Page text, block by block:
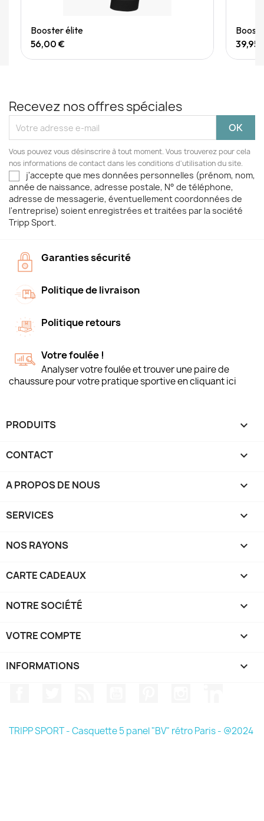
Booster élite
56,00 €
39,95
Recevez nos offres spéciales
Vous pouvez vous désinscrire à tout moment. Vous trouverez pour cela
nos informations de contact dans les conditions d'utilisation du site.
j'accepte que mes données personnelles (prénom, nom,
année de naissance, adresse postale, N° de téléphone,
adresse de messagerie, éventuellement coordonnées de
l'entreprise) soient enregistrées et traitées par la société
Tripp Sport.
Garanties sécurité
Politique de livraison
Politique retours
Votre foulée !
Analyser votre foulée et trouver une paire de
chaussure pour votre pratique sportive en cliquant ici
PRODUITS 
CONTACT 
A PROPOS DE NOUS 
SERVICES 
NOS RAYONS 
CARTE CADEAUX 
NOTRE SOCIÉTÉ 
VOTRE COMPTE 
INFORMATIONS keyboard_arrow_down
TRIPP SPORT - Casquette 5 panel "BV" rétro Paris - @2024